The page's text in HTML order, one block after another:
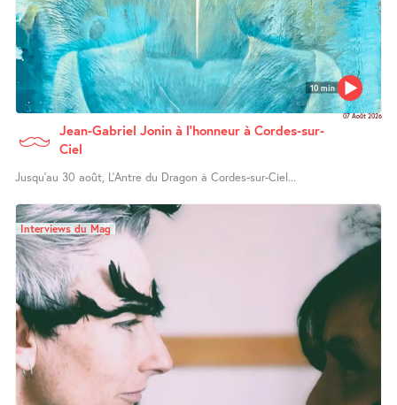
10 min
07 Août 2026
Jean-Gabriel Jonin à l’honneur à Cordes-sur-
Ciel
Jusqu’au 30 août, L’Antre du Dragon à Cordes-sur-Ciel...
Interviews du Mag